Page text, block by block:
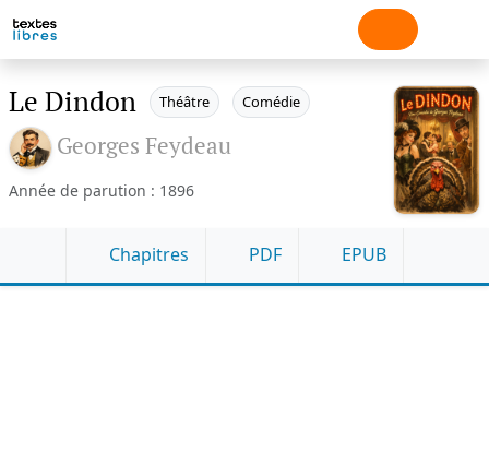
Le Dindon Théâtre Comédie
Georges Feydeau
Année de parution : 1896
Chapitres PDF EPUB